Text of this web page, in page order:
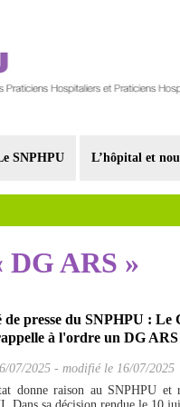
SNPHPU L’hôpital et
DG ARS »
presse du SNPHPU : Le
à l'ordre un DG
07/2025 - modifié le 16/07/2025
donne raison au SNPHPU